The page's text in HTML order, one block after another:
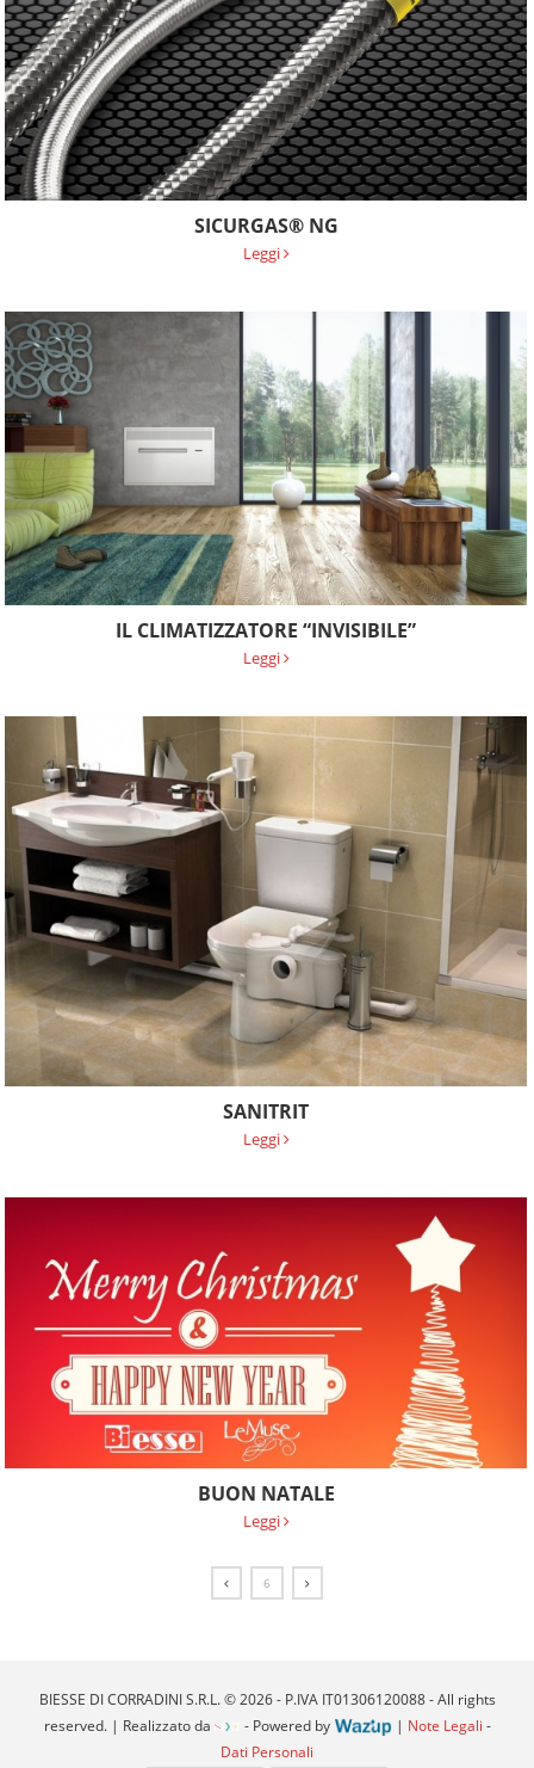
SICURGAS® NG
Leggi
IL CLIMATIZZATORE “INVISIBILE”
Leggi
SANITRIT
Leggi
BUON NATALE
Leggi
6
BIESSE DI CORRADINI S.R.L. © 2026 - P.IVA IT01306120088 - All rights
reserved. | Realizzato da
- Powered by | Note Legali -
Dati Personali